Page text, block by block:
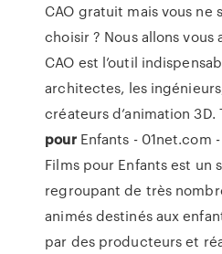
CAO gratuit mais vous ne
choisir ? Nous allons
CAO est l’outil
architectes, les
créateurs d’animation
pourEnfants - 01net.com -
Films pour Enfants est un
regroupant de très
animés destinés aux
par des producteurs et